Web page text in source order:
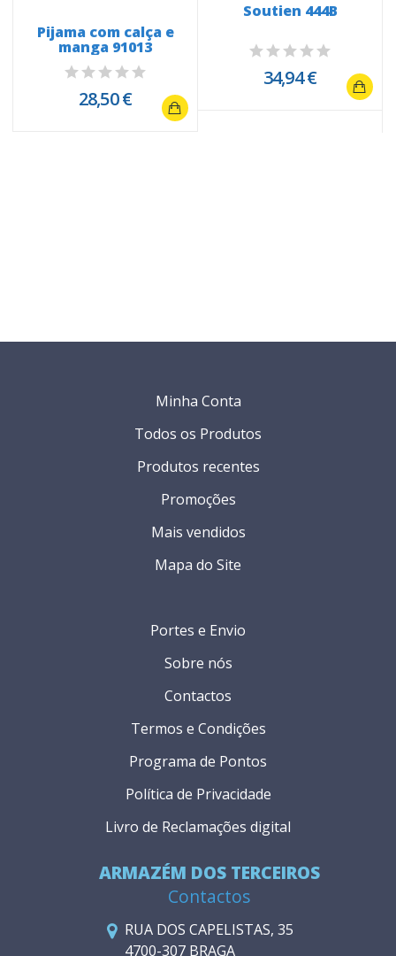
Pijama com calça e
manga 91013
28,50 €
Soutien 444B
34,94 €
ARMAZÉM DOS TERCEIROS
Contactos
RUA DOS CAPELISTAS, 35
4700-307 BRAGA
Portes e Envio
Sobre nós
Contactos
Termos e Condições
Programa de Pontos
Política de Privacidade
Livro de Reclamações digital
Minha Conta
Todos os Produtos
Produtos recentes
Promoções
Mais vendidos
Mapa do Site